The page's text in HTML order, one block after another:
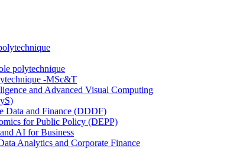
polytechnique
-MSc&T
and Advanced Visual Computing
Data and Finance (DDDF)
for Public Policy (DEPP)
AI for Business
Analytics and Corporate Finance